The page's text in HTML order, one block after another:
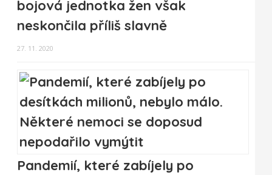
bojová jednotka žen však
neskončila příliš slavně
27. 11. 2020
Pandemií, které zabíjely po